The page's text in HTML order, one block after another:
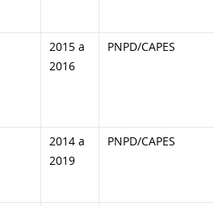
2015 a
2016
PNPD/CAPES
2014 a
2019
PNPD/CAPES